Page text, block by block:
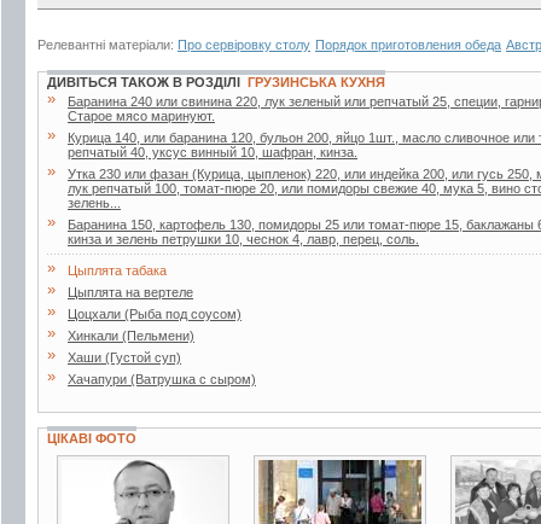
Релевантні матеріали: Про сервіровку столу Порядок приготовления обеда
ДИВІТЬСЯ ТАКОЖ В РОЗДІЛІ ГРУЗИНСЬКА КУХНЯ
»
Баранина 240 или свинина 220, лук зеленый или репчатый 25, специи,
Старое мясо маринуют.
»
Курица 140, или баранина 120, бульон 200, яйцо 1шт., масло сливочное
репчатый 40, уксус винный 10, шафран, кинза.
»
Утка 230 или фазан (Курица, цыпленок) 220, или индейка 200, или гусь
лук репчатый 100, томат-пюре 20, или помидоры свежие 40, мука 5, вино
зелень...
»
Баранина 150, картофель 130, помидоры 25 или томат-пюре 15, баклажаны
кинза и зелень петрушки 10, чеснок 4, лавр, перец, соль.
» Цыплята табака
» Цыплята на вертеле
» Цоцхали (Рыба под соусом)
» Хинкали (Пельмени)
» Хаши (Густой суп)
» Хачапури (Ватрушка с сыром)
ЦІКАВІ ФОТО
6 фото 11 фото 2 фото